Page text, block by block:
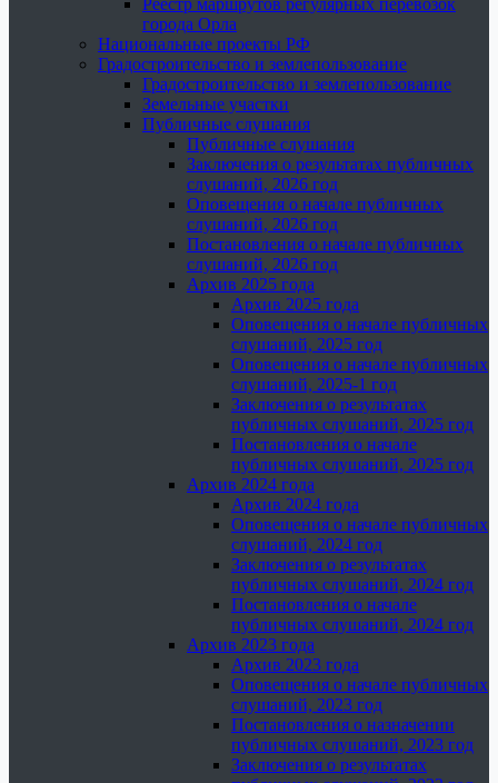
Реестр маршрутов регулярных перевозок
города Орла
Национальные проекты РФ
Градостроительство и землепользование
Градостроительство и землепользование
Земельные участки
Публичные слушания
Публичные слушания
Заключения о результатах публичных
слушаний, 2026 год
Оповещения о начале публичных
слушаний, 2026 год
Постановления о начале публичных
слушаний, 2026 год
Архив 2025 года
Архив 2025 года
Оповещения о начале публичных
слушаний, 2025 год
Оповещения о начале публичных
слушаний, 2025-1 год
Заключения о результатах
публичных слушаний, 2025 год
Постановления о начале
публичных слушаний, 2025 год
Архив 2024 года
Архив 2024 года
Оповещения о начале публичных
слушаний, 2024 год
Заключения о результатах
публичных слушаний, 2024 год
Постановления о начале
публичных слушаний, 2024 год
Архив 2023 года
Архив 2023 года
Оповещения о начале публичных
слушаний, 2023 год
Постановления о назначении
публичных слушаний, 2023 год
Заключения о результатах